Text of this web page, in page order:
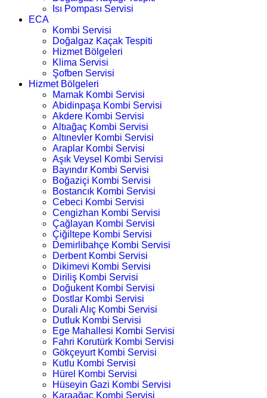
Isı Pompası Servisi
ECA
Kombi Servisi
Doğalgaz Kaçak Tespiti
Hizmet Bölgeleri
Klima Servisi
Şofben Servisi
Hizmet Bölgeleri
Mamak Kombi Servisi
Abidinpaşa Kombi Servisi
Akdere Kombi Servisi
Altıağaç Kombi Servisi
Altınevler Kombi Servisi
Araplar Kombi Servisi
Aşık Veysel Kombi Servisi
Bayındır Kombi Servisi
Boğaziçi Kombi Servisi
Bostancık Kombi Servisi
Cebeci Kombi Servisi
Cengizhan Kombi Servisi
Çağlayan Kombi Servisi
Çiğiltepe Kombi Servisi
Demirlibahçe Kombi Servisi
Derbent Kombi Servisi
Dikimevi Kombi Servisi
Diriliş Kombi Servisi
Doğukent Kombi Servisi
Dostlar Kombi Servisi
Durali Alıç Kombi Servisi
Dutluk Kombi Servisi
Ege Mahallesi Kombi Servisi
Fahri Korutürk Kombi Servisi
Gökçeyurt Kombi Servisi
Kutlu Kombi Servisi
Hürel Kombi Servisi
Hüseyin Gazi Kombi Servisi
Karaağaç Kombi Servisi